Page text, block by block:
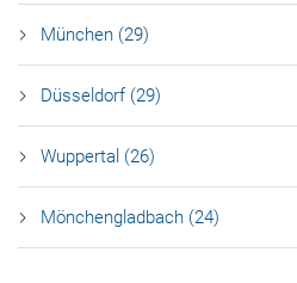
München (29)
Düsseldorf (29)
Wuppertal (26)
Mönchengladbach (24)